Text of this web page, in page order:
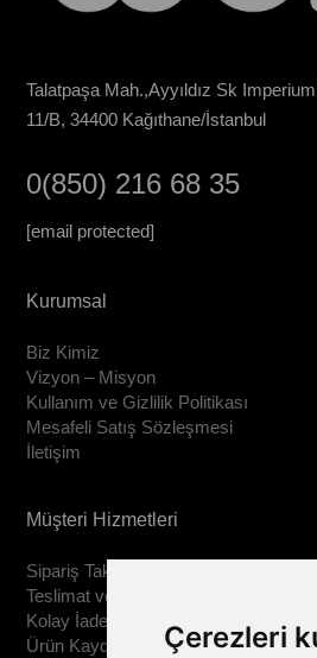
Çerezleri
Talatpaşa Mah.,Ayyıldız Sk
11/B, 34400 Kağıthane/İstanbul
0(850) 216 68 35
[email protected]
Kurumsal
Biz Kimiz
Vizyon – Misyon
Kullanım ve Gizlilik Politikası
Mesafeli Satış Sözleşmesi
İletişim
Müşteri Hizmetleri
Sipariş Takip
Teslimat ve İade Şartları
Kolay İade
Ürün Kaydet